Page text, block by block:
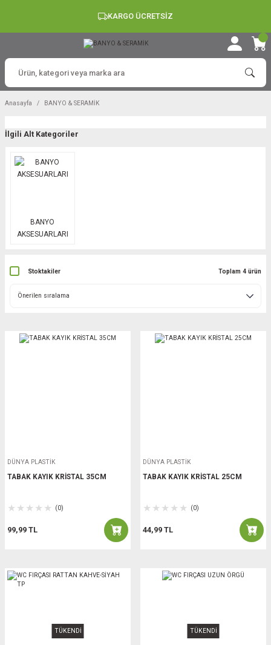
KARGO ÜCRETSİZ
Anasayfa BANYO & SERAMİK
İlgili Alt Kategoriler
BANYO
AKSESUARLARI
Stoktakiler Toplam 4 ürün
DÜNYA PLASTİK
TABAK KAYIK KRİSTAL 35CM
(0)
99,99 TL
DÜNYA PLASTİK
TABAK KAYIK KRİSTAL 25CM
(0)
44,99 TL
TÜKENDİ TÜKENDİ